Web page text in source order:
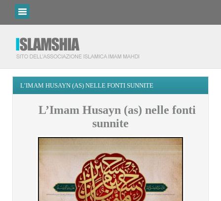
L’IMAM HUSAYN (AS) NELLE FONTI SUNNITE
L’Imam Husayn (as) nelle fonti
sunnite